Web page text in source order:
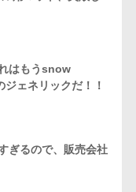
はもうsnow
ェネリックだ！！
ぎるので、販売会社